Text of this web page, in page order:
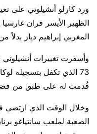
ورد كارلو أنشيلوتي على
الظهير الأيسر فران غارسيا
المغربي إبراهيم دياز بدلاً
73 الذي تكفل بتسجيله
قُدمت له على طبق من
وخلال الوقت الذي ارتضى
الصعبة لملعب سانتياغو